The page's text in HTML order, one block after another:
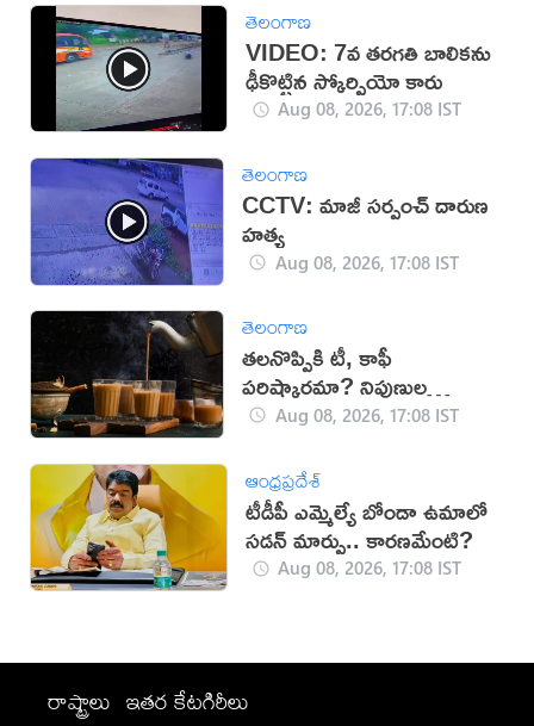
తెలంగాణ
VIDEO: 7వ తరగతి బాలికను
ఢీకొట్టిన స్కోర్పియో కారు
Aug 08, 2026, 17:08 IST
తెలంగాణ
CCTV: మాజీ సర్పంచ్ దారుణ
హత్య
Aug 08, 2026, 17:08 IST
తెలంగాణ
తలనొప్పికి టీ, కాఫీ
పరిష్కారమా? నిపుణుల
సూచనలు ఇవే!
Aug 08, 2026, 17:08 IST
ఆంధ్రప్రదేశ్
టీడీపీ ఎమ్మెల్యే బోండా ఉమాలో
సడన్‌ మార్పు.. కారణమేంటి?
Aug 08, 2026, 17:08 IST
రాష్ట్రాలు ఇతర కేటగిరీలు